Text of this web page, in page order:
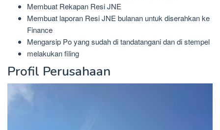
Membuat Rekapan Resi JNE
Membuat laporan Resi JNE bulanan untuk diserahkan ke
Finance
Mengarsip Po yang sudah di tandatangani dan di stempel
melakukan filing
Profil Perusahaan